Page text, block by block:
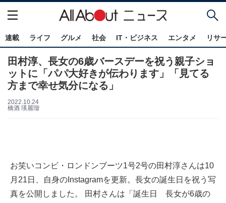
連載 ライフ グルメ 社会 IT・ビジネス エンタメ リサ
田村淳、長女の6歳バースデーを祝う親子ショ
ットに「パパ大好きが伝わります」「見てる
方まで幸せ気分になる」
2022.10.24
橋酒 瑛麗瑠
お笑いコンビ・ロンドンブーツ1号2号の田村淳さんは10
月21日、自身のInstagramを更新。長女の誕生日を祝う写
真を公開しました。 田村さんは「誕生日 長女が6歳の